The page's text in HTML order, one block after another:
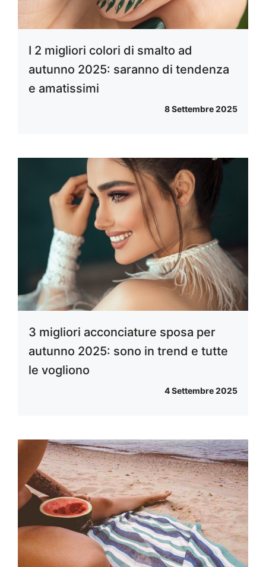
I 2 migliori colori di smalto ad
autunno 2025: saranno di tendenza
e amatissimi
8 Settembre 2025
3 migliori acconciature sposa per
autunno 2025: sono in trend e tutte
le vogliono
4 Settembre 2025